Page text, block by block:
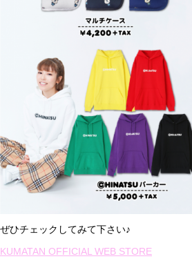
ぜひチェックしてみて下さい♪
KUMATAN OFFICIAL WEB STORE